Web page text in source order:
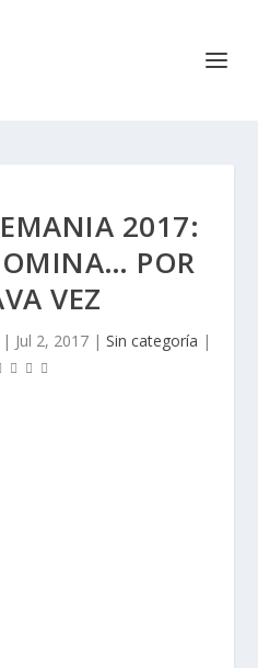
2017:
POR
VEZ
| Jul 2, 2017| Sin categoría |